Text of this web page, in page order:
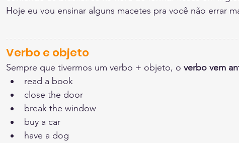
Hoje eu vou ensinar alguns macetes pra você não errar
Verbo e objeto
Sempre que tivermos um verbo + objeto, o verbo vem
read a book
close the door
break the window
buy a car
have a dog